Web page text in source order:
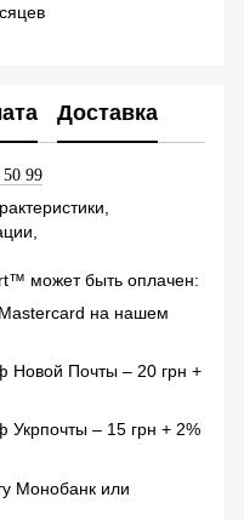
Доставка
99
может быть оплачен:
на нашем
Новой Почты – 20 грн +
– 15 грн + 2%
Монобанк или